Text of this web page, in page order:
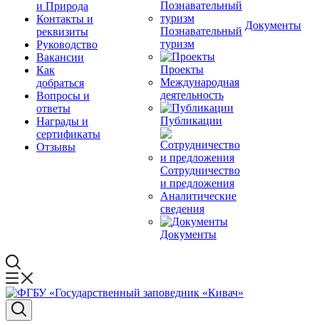
и Природа
Контакты и
реквизиты
Руководство
Вакансии
Как
добраться
Вопросы и
ответы
Награды и
сертификаты
Отзывы
Познавательный
туризм
Проекты
Международная
деятельность
Публикации
Сотрудничество
и предложения
Аналитические
сведения
Документы
Документы